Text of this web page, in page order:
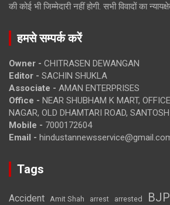
की कोई भी जिम्मेदारी नहीं होगी. सभी विवादों का
हमसे सम्पर्क करें
Owner - CHITRASEN DEWANGAN
Editor - SACHIN SHUKLA
Associate - AMAN ENTERPRISES
Office - NEAR SHUBHAM K MART,
NAGAR, OLD DHAMTARI ROAD,
Mobile - 7000172604
Email -
Tags
Accident Amit Shah arrest arrested BJP